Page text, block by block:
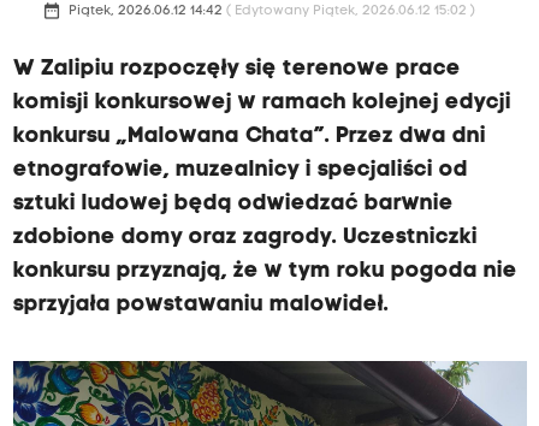
date_range Piątek, 2026.06.12 14:42 ( Edytowany Piątek, 2026.06.12 15:02 )
W Zalipiu rozpoczęły się terenowe prace
komisji konkursowej w ramach kolejnej edycji
konkursu „Malowana Chata”. Przez dwa dni
etnografowie, muzealnicy i specjaliści od
sztuki ludowej będą odwiedzać barwnie
zdobione domy oraz zagrody. Uczestniczki
konkursu przyznają, że w tym roku pogoda nie
sprzyjała powstawaniu malowideł.